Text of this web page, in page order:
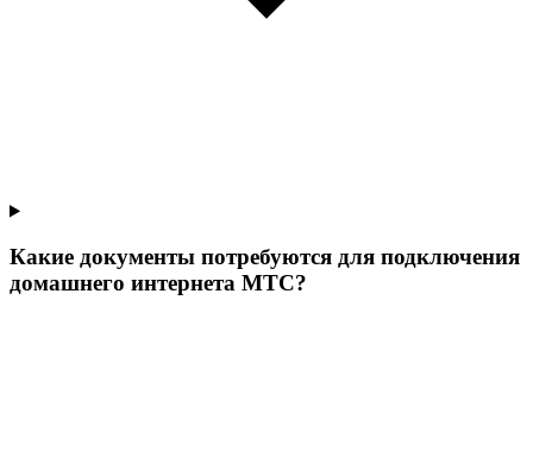
Какие документы потребуются для подключения
домашнего интернета МТС?